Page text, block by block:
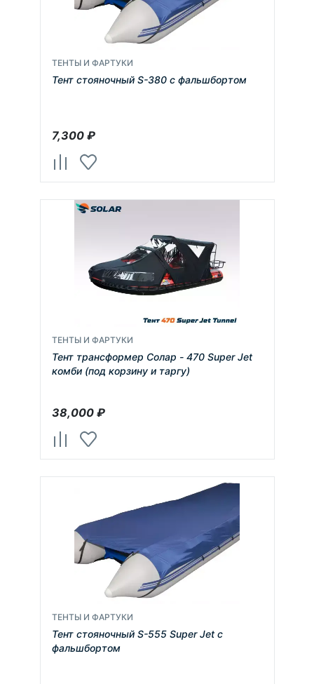
ТЕНТЫ И ФАРТУКИ
Тент стояночный S-380 с фальшбортом
7,300₽
ТЕНТЫ И ФАРТУКИ
Тент трансформер Солар - 470 Super Jet
комби (под корзину и таргу)
38,000₽
ТЕНТЫ И ФАРТУКИ
Тент стояночный S-555 Super Jet c
фальшбортом